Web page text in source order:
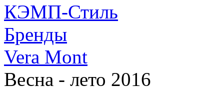
КЭМП-Стиль
Бренды
Vera Mont
Весна - лето 2016